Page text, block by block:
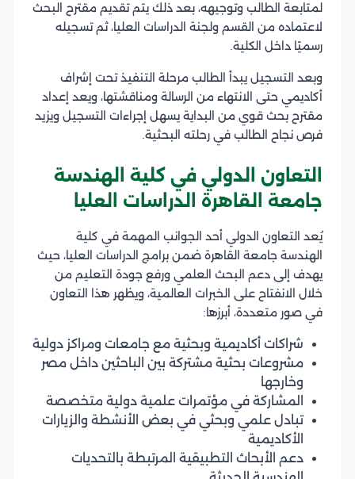
لمتابعة الطالب وتوجيهه، بعد ذلك يتم تقديم مقترح البحث
لاعتماده من القسم ولجنة الدراسات العليا، ثم تسجيله
رسميًا داخل الكلية.
وبعد التسجيل يبدأ الطالب مرحلة التنفيذ تحت إشراف
أكاديمي حتى الانتهاء من الرسالة ومناقشتها، ويعد إعداد
مقترح بحث قوي من البداية يسهل إجراءات التسجيل ويزيد
فرص نجاح الطالب في رحلته البحثية.
التعاون الدولي في كلية الهندسة
جامعة القاهرة الدراسات العليا
يُعد التعاون الدولي أحد الجوانب المهمة في كلية
الهندسة جامعة القاهرة ضمن برامج الدراسات العليا، حيث
يهدف إلى دعم البحث العلمي ورفع جودة التعليم من
خلال الانفتاح على الخبرات العالمية، ويظهر هذا التعاون
في صور متعددة، أبرزها:
شراكات أكاديمية وبحثية مع جامعات ومراكز دولية
مشروعات بحثية مشتركة بين الباحثين داخل مصر
وخارجها
المشاركة في مؤتمرات علمية دولية متخصصة
تبادل علمي وبحثي في بعض الأنشطة والزيارات
الأكاديمية
دعم الأبحاث التطبيقية المرتبطة بالتحديات